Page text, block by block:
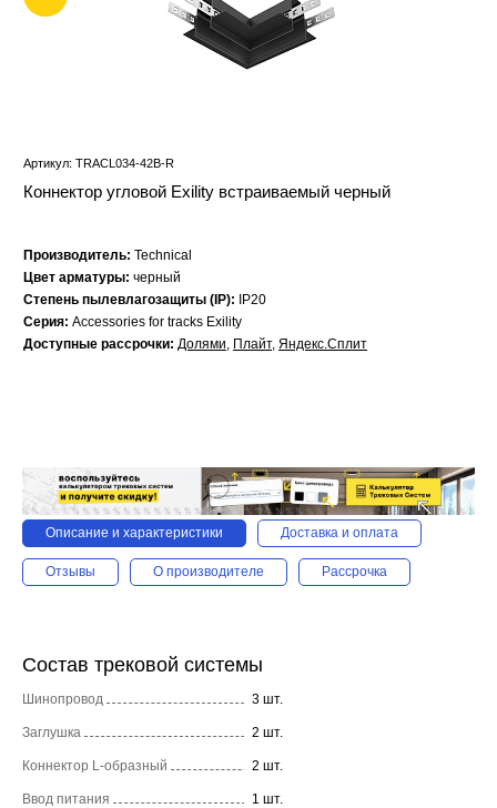
Артикул: TRACL034-42B-R
Коннектор угловой Exility встраиваемый черный
Производитель: Technical
Цвет арматуры: черный
Степень пылевлагозащиты (IP):
IP20
Серия: Accessories for tracks Exility
Доступные рассрочки: Долями, Плайт, Яндекс.Сплит
Описание и характеристики Доставка и оплата
Отзывы О производителе Рассрочка
Состав трековой системы
Шинопровод 3 шт.
Заглушка 2 шт.
Коннектор L-образный 2 шт.
Ввод питания 1 шт.